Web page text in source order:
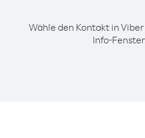
Wähle den Kontakt in
Info-